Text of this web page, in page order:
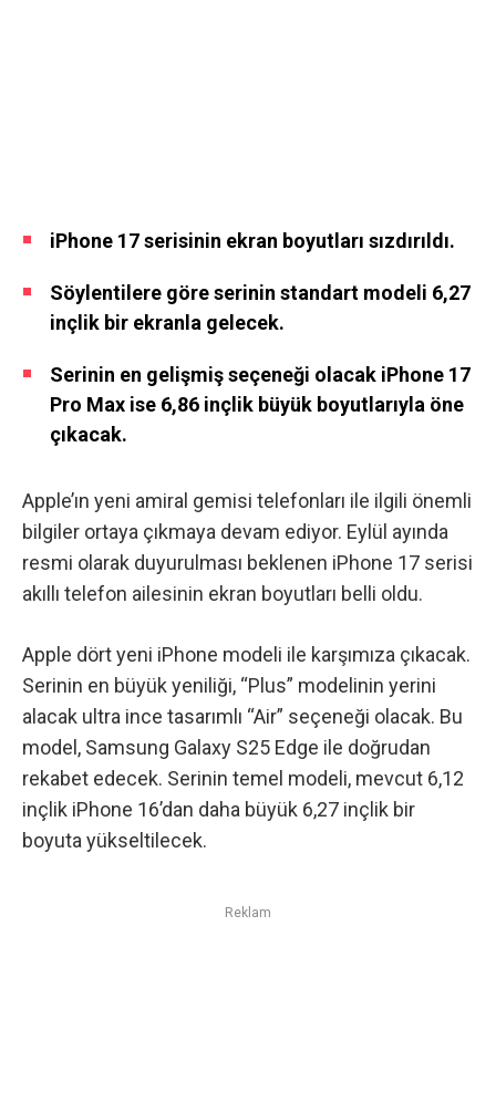
iPhone 17 serisinin ekran boyutları sızdırıldı.
Söylentilere göre serinin standart modeli 6,27
inçlik bir ekranla gelecek.
Serinin en gelişmiş seçeneği olacak iPhone 17
Pro Max ise 6,86 inçlik büyük boyutlarıyla öne
çıkacak.
Apple’ın yeni amiral gemisi telefonları ile ilgili önemli
bilgiler ortaya çıkmaya devam ediyor. Eylül ayında
resmi olarak duyurulması beklenen iPhone 17 serisi
akıllı telefon ailesinin ekran boyutları belli oldu.
Apple dört yeni iPhone modeli ile karşımıza çıkacak.
Serinin en büyük yeniliği, “Plus” modelinin yerini
alacak ultra ince tasarımlı “Air” seçeneği olacak. Bu
model, Samsung Galaxy S25 Edge ile doğrudan
rekabet edecek. Serinin temel modeli, mevcut 6,12
inçlik iPhone 16’dan daha büyük 6,27 inçlik bir
boyuta yükseltilecek.
Reklam